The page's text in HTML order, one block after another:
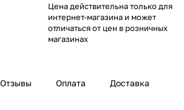
Цена действительна только для
интернет-магазина и может
отличаться от цен в розничных
магазинах
Отзывы Оплата Доставка